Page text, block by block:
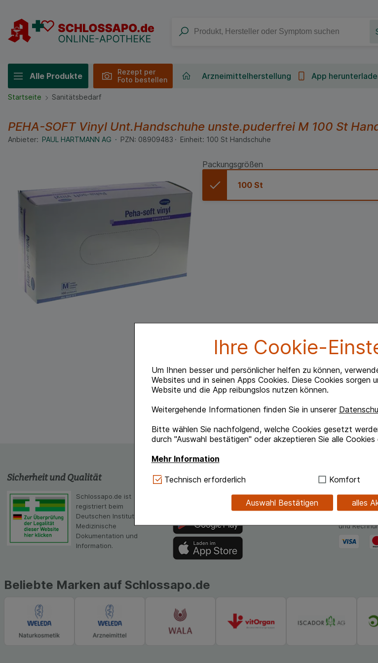
Ihre Cookie-
Um Ihnen besser und persönlicher helfen zu können,
Websites und in seinen Apps Cookies. Diese Cookies sorgen
Website und die App reibungslos nutzen können.
Weitergehende Informationen finden Sie in unserer
Bitte wählen Sie nachfolgend, welche Cookies gesetzt
durch "Auswahl bestätigen" oder akzeptieren Sie alle Cookies
Mehr Information
Technisch Notwendig:Hierbei handelt es sich um Cookies,
verzichtet werden kann.
gestalten, beispielsweise für die Wiedererkennung des
Verhaltensweisen (z.B. Spracheinstellung) anzupassen.
auf Ihre Bedürfnisse zugeschrittene Inhalte anzuzeigen und
Inhalt auf unserer Website aber auch die Werbung auf
Medien übertragen werden.
Technisch erforderlich Komfort
Auswahl Bestätigen alles
Alle Produkte
Rezept per
Foto bestellen
Arzneimittelherstellung App
Startseite Sanitätsbedarf
PEHA-SOFT Vinyl Unt.Handschuhe unste.puderfrei M 100 St
Anbieter: PAUL HARTMANN AG PZN: 08909483 Einheit: 100 St Handschuhe
Packungsgrößen
100 St
Sicherheit und Qualität
Schlossapo.de ist
registriert beim
Deutschen Institut für
Medizinische
Dokumentation und
Information.
schlossapo.de-App
Die App von schlossapo.de jetzt mit E-Rezept-
Unsere
Bequem
und
Beliebte Marken auf Schlossapo.de